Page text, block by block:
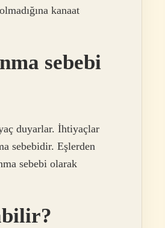
kanaat
sebebi
duyarlar. İhtiyaçlar
sebebidir. Eşlerden
sebebi olarak